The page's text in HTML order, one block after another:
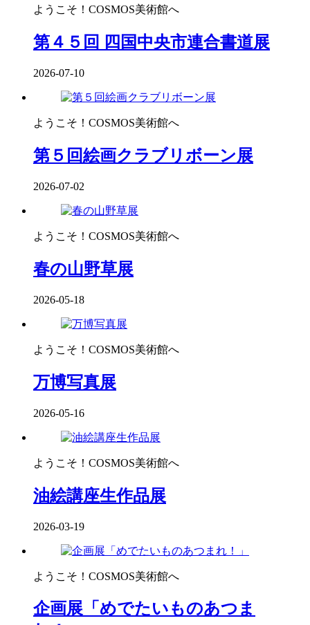
ようこそ！COSMOS美術館へ
第４５回 四国中央市連合書道展
2026-07-10
ようこそ！COSMOS美術館へ
第５回絵画クラブリボーン展
2026-07-02
ようこそ！COSMOS美術館へ
春の山野草展
2026-05-18
ようこそ！COSMOS美術館へ
万博写真展
2026-05-16
ようこそ！COSMOS美術館へ
油絵講座生作品展
2026-03-19
ようこそ！COSMOS美術館へ
企画展「めでたいものあつま